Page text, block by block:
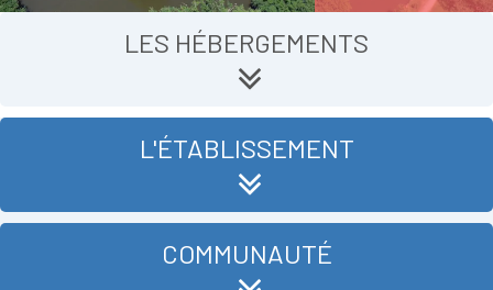
LES HÉBERGEMENTS
L'ÉTABLISSEMENT
COMMUNAUTÉ